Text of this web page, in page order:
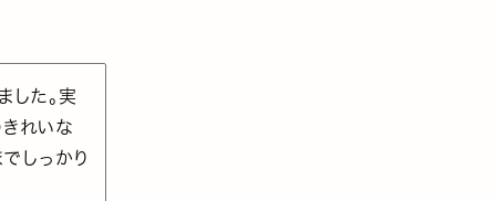
した。実
れいな
しっかり